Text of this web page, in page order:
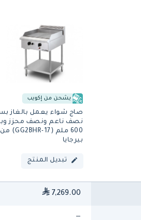
يشحن من إكويب
صاج شواء يعمل بالغاز
نصف ناعم ونصف محزز
600 ملم (GG2BHR-17) من
بيرجايا
تبديل المنتج
7,269.00
—